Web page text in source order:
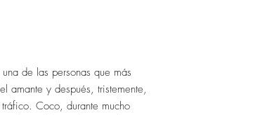
de las personas que más
amante y después, tristemente,
Coco, durante mucho